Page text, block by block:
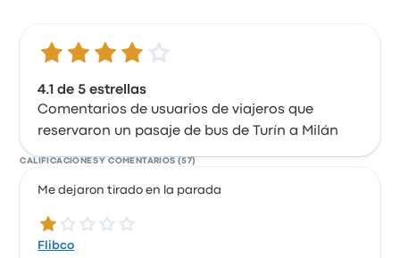
4.1 de 5 estrellas
4.1 de 5 estrellas
Comentarios de usuarios de viajeros que
reservaron un pasaje de bus de Turín a Milán
CALIFICACIONES Y COMENTARIOS (57)
Me dejaron tirado en la parada
1.0 de 5 estrellas
Flibco